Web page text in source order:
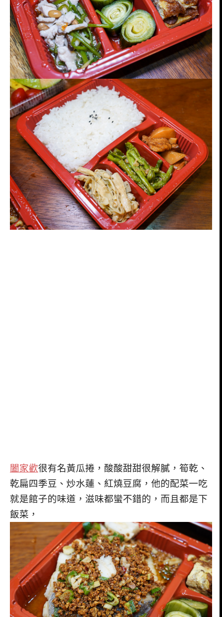
闔家歡很有名黃瓜捲，酸酸甜甜很解膩，筍乾、
乾扁四季豆、炒水蓮、紅燒豆腐，他的配菜一吃
就是館子的味道，滋味都蠻不錯的，而且都是下
飯菜，